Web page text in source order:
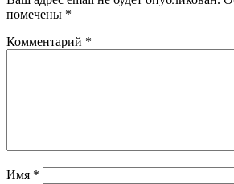
помечены *
Комментарий *
Имя *